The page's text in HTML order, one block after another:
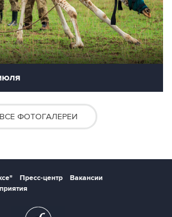
ВСЕ ФОТОГАЛЕРЕИ
Пресс-центр
Вакансии